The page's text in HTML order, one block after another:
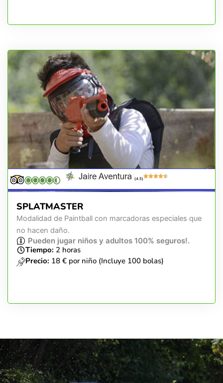
(4.5)
SPLATMASTER
Modalidad de Paintball con marcadoras especiales que
no hacen daño.
Pueden jugar niños y adultos 100% seguros!.
Tiempo: 2 horas
Precio: 18 € por niño (Incluye 100 bolas)